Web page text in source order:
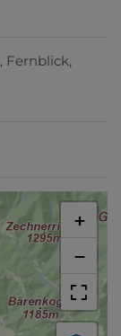
Fernblick
+
−